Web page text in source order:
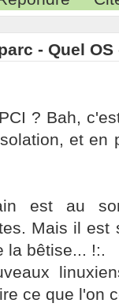
- Quel
? Bah,
et en
est au
Mais il est
la bêtise... !:.
ce que l'on